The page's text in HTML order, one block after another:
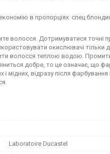
в пропорціях: спец
волосся. Дотримуватися точні
окислювачі тільки
волосся теплою водою.
добре, то це означає, що
мідних, відразу після
Laboratoire Ducastel